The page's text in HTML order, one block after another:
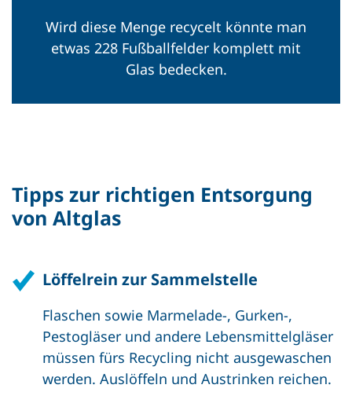
Wird diese Menge recycelt könnte man
etwas 228 Fußballfelder komplett mit
Glas bedecken.
Tipps zur richtigen Entsorgung
von Altglas
Löffelrein zur Sammelstelle
Flaschen sowie Marmelade-, Gurken-,
Pestogläser und andere Lebensmittelgläser
müssen fürs Recycling nicht ausgewaschen
werden. Auslöffeln und Austrinken reichen.